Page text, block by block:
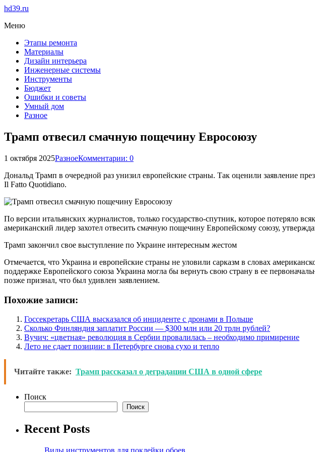
hd39.ru
Меню
Этапы ремонта
Материалы
Дизайн интерьера
Инженерные системы
Инструменты
Бюджет
Ошибки и советы
Умный дом
Разное
Трамп отвесил смачную пощечину Евросоюзу
1 октября 2025РазноеКомментарии: 0
Дональд Трамп в очередной раз унизил европейские страны. Так оценили заявление
Il Fatto Quotidiano.
По версии итальянских журналистов, только государство-спутник, которое потеряло
американский лидер захотел отвесить смачную пощечину Европейскому союзу,
Трамп закончил свое выступление по Украине интересным жестом
Отмечается, что Украина и европейские страны не уловили сарказм в словах
поддержке Европейского союза Украина могла бы вернуть свою страну в ее
позже признал, что был удивлен заявлением.
Похожие записи:
Госсекретарь США высказался об инциденте с дронами в Польше
Сколько Финляндия заплатит России — $300 млн или 20 трлн рублей?
Вучич: «цветная» революция в Сербии провалилась – необходимо примирение
Лето не сдает позиции: в Петербурге снова сухо и тепло
Читайте также: Трамп рассказал о деградации США в одной сфере
Поиск
Поиск
Recent Posts
Виды инструментов для поклейки обоев